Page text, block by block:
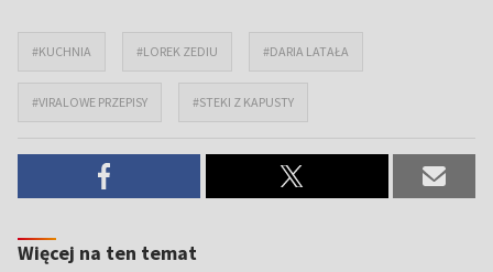
#KUCHNIA #LOREK ZEDIU #DARIA LATAŁA
#VIRALOWE PRZEPISY #STEKI Z KAPUSTY
Więcej na ten temat